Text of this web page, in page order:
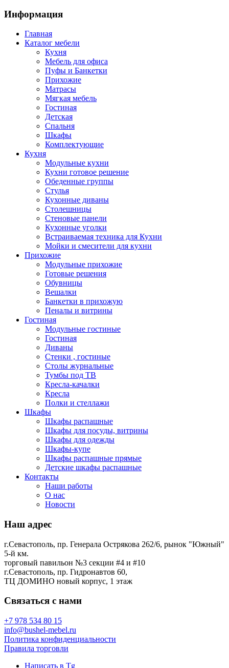
Информация
Главная
Каталог мебели
Кухня
Мебель для офиса
Пуфы и Банкетки
Прихожие
Матрасы
Мягкая мебель
Гостиная
Детская
Спальня
Шкафы
Комплектующие
Кухня
Модульные кухни
Кухни готовое решение
Обеденные группы
Стулья
Кухонные диваны
Столешницы
Стеновые панели
Кухонные уголки
Встраиваемая техника для Кухни
Мойки и смесители для кухни
Прихожие
Модульные прихожие
Готовые решения
Обувницы
Вешалки
Банкетки в прихожую
Пеналы и витрины
Гостиная
Модульные гостиные
Гостиная
Диваны
Стенки , гостиные
Столы журнальные
Тумбы под ТВ
Кресла-качалки
Кресла
Полки и стеллажи
Шкафы
Шкафы распашные
Шкафы для посуды, витрины
Шкафы для одежды
Шкафы-купе
Шкафы распашные прямые
Детские шкафы распашные
Контакты
Наши работы
О нас
Новости
Наш адрес
г.Севастополь, пр. Генерала Острякова 262/6, рынок "Южный"
5-й км.
торговый павильон №3 секции #4 и #10
г.Севастополь, пр. Гидронавтов 60,
ТЦ ДОМИНО новый корпус, 1 этаж
Связаться с нами
+7 978 534 80 15
info@bushel-mebel.ru
Политика конфиденциальности
Правила торговли
Написать в Tg